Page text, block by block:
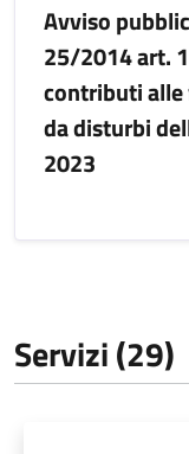
Avviso
25/2014 art.
contributi
da disturbi
2023
Servizi (29)